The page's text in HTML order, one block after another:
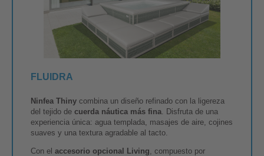
FLUIDRA
Ninfea Thiny combina un diseño refinado con la ligereza
del tejido de cuerda náutica más fina . Disfruta de una
experiencia única: agua templada, masajes de aire, cojines
suaves y una textura agradable al tacto.
Con el accesorio opcional Living , compuesto por